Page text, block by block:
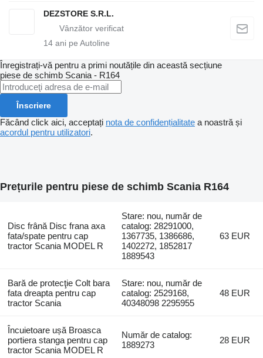
DEZSTORE S.R.L.
14 ani pe Autoline
Înregistrați-vă pentru a primi noutățile din această secțiune
piese de schimb Scania - R164
Înscriere
Făcând click aici, acceptați nota de confidențialitate a noastră și
acordul pentru utilizatori.
Prețurile pentru piese de schimb Scania R164
Disc frână Disc frana axa
fata/spate pentru cap
tractor Scania MODEL R
Stare: nou, număr de
catalog: 28291000,
1367735, 1386686,
1402272, 1852817
1889543
63 EUR
Bară de protecţie Colt bara
fata dreapta pentru cap
tractor Scania
Stare: nou, număr de
catalog: 2529168,
40348098 2295955
48 EUR
Încuietoare ușă Broasca
portiera stanga pentru cap
tractor Scania MODEL R
Număr de catalog:
1889273
28 EUR